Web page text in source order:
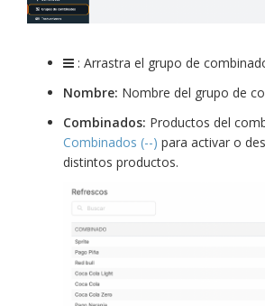
: Arrastra el grupo de
Nombre: Nombre del grupo de
Combinados: Productos del
Combinados (--) para activar o
distintos productos.